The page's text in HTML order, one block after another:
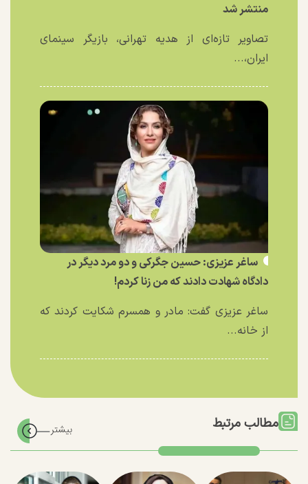
منتشر شد
تصاویر تازه‌ای از هدیه تهرانی، بازیگر سینمای
ایران،...
ساغر عزیزی: حسین جگرکی و دو مرد دیگر در
دادگاه شهادت دادند که من زنا کردم!
ساغر عزیزی گفت: مادر و همسرم شکایت کردند که
از خانه...
مطالب مرتبط